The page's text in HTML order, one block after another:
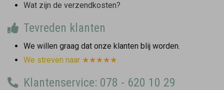
Wat zijn de verzendkosten?
Tevreden klanten
We willen graag dat onze klanten blij worden.
We streven naar ★★★★★.
Klantenservice: 078 - 620 10 29